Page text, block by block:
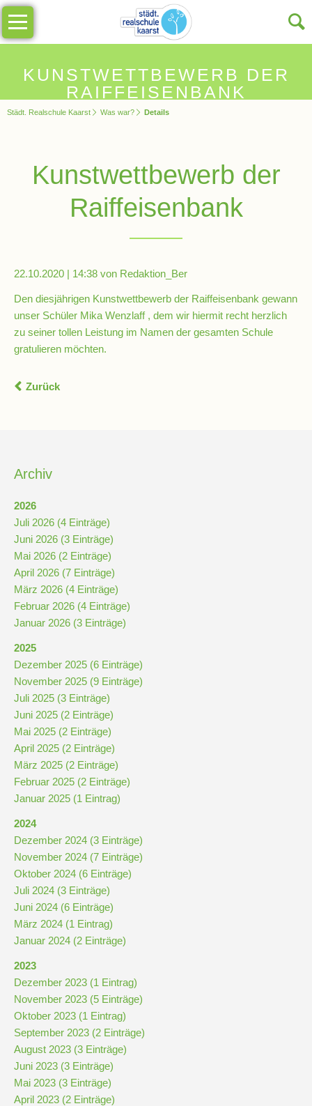
KUNSTWETTBEWERB DER
RAIFFEISENBANK
Navigation
überspringen
Unsere
Schule
Schulinfos
Allgemeine
Impressionen
Sekretariat
Kollegium
Schulsozialarbeit
(SV)
Schulpflegschaft
Förderverein
Konzepte
Lehrer-
Raum-
Prinzip
Berufswahlvorbereitung
Hausaufgabenbetreuung
Digitalisierung
Streitschlichtung
Kompetenzteam
Seiteneinsteiger
Methodentraining
Bewegte
Pause
Städt. Realschule Kaarst Was war? Details
Kunstwettbewerb der
Raiffeisenbank
22.10.2020 | 14:38 von Redaktion_Ber
Den diesjährigen Kunstwettbewerb der Raiffeisenbank gewann
unser Schüler Mika Wenzlaff , dem wir hiermit recht herzlich
zu seiner tollen Leistung im Namen der gesamten Schule
gratulieren möchten.
Zurück
Archiv
2026
Juli 2026 (4 Einträge)
Juni 2026 (3 Einträge)
Mai 2026 (2 Einträge)
April 2026 (7 Einträge)
März 2026 (4 Einträge)
Februar 2026 (4 Einträge)
Januar 2026 (3 Einträge)
2025
Dezember 2025 (6 Einträge)
November 2025 (9 Einträge)
Juli 2025 (3 Einträge)
Juni 2025 (2 Einträge)
Mai 2025 (2 Einträge)
April 2025 (2 Einträge)
März 2025 (2 Einträge)
Februar 2025 (2 Einträge)
Januar 2025 (1 Eintrag)
2024
Dezember 2024 (3 Einträge)
November 2024 (7 Einträge)
Oktober 2024 (6 Einträge)
Juli 2024 (3 Einträge)
Juni 2024 (6 Einträge)
März 2024 (1 Eintrag)
Januar 2024 (2 Einträge)
2023
Dezember 2023 (1 Eintrag)
November 2023 (5 Einträge)
Oktober 2023 (1 Eintrag)
September 2023 (2 Einträge)
August 2023 (3 Einträge)
Juni 2023 (3 Einträge)
Mai 2023 (3 Einträge)
April 2023 (2 Einträge)